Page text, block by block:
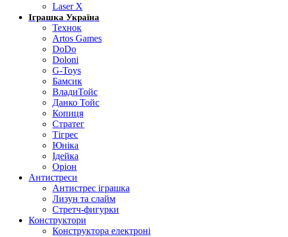
Laser X
Іграшка Україна
Технок
Artos Games
DoDo
Doloni
G-Toys
Бамсик
ВладиТойс
Данко Тойс
Копиця
Стратег
Тігрес
Юніка
Ідейка
Оріон
Антистреси
Антистрес іграшка
Лизун та слайм
Стретч-фигурки
Конструктори
Конструктора електроні